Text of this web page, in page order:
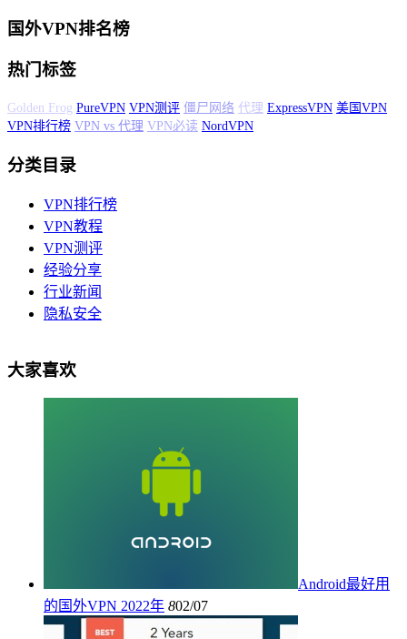
国外VPN排名榜
热门标签
PureVPN VPN测评 僵尸网络 代理 ExpressVPN 美国VPN VPN排行榜
VPN vs 代理 VPN必读 NordVPN
分类目录
VPN排行榜
VPN教程
VPN测评
经验分享
行业新闻
隐私安全
大家喜欢
Android最好用
的国外VPN 2022年 802/07